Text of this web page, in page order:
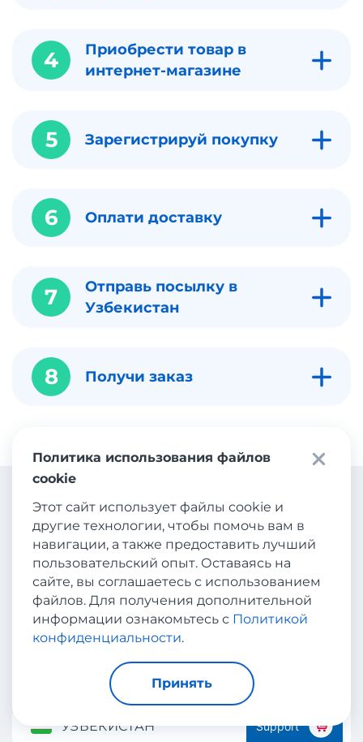
4
Приобрести товар в
интернет-магазине
5 Зарегистрируй покупку
6 Оплати доставку
7
Отправь посылку в
Узбекистан
8 Получи заказ
Калькулятор доставки
Узнай ориентировочную стоимость доставки.
Откуда
АНГЛИЯ
УЗБЕКИСТАН
Политика использования файлов
cookie
Этот сайт использует файлы cookie и
другие технологии, чтобы помочь вам в
навигации, а также предоставить лучший
пользовательский опыт. Оставаясь на
сайте, вы соглашаетесь с использованием
файлов. Для получения дополнительной
информации ознакомьтесь с Политикой
конфиденциальности.
Принять
Support